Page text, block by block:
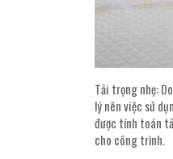
Tải trọng nhẹ:
lý nên việc sử
được tính toán
cho công trình.